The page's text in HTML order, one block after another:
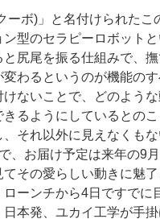
ボ)」と名付けられたこ
型のセラピーロボットと
と尻尾を振る仕組みで、
変わるというのが機能の
ないことで、どのよう
きるようにしているとの
それ以外に見えなくもな
、お届け予定は来年の9
てその愛らしい動きに魅
ローンチから4日ですでに
本発、ユカイ工学が手掛